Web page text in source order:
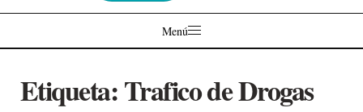
Menú
Etiqueta:Trafico de Drogas